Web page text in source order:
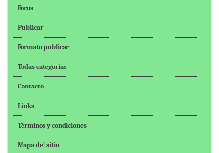
Foros
Publicar
Formato publicar
Todas categorías
Contacto
Links
Términos y condiciones
Mapa del sitio